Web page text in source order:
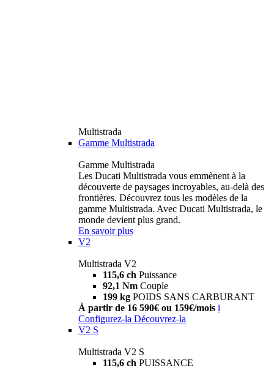
Multistrada
Gamme Multistrada
Gamme Multistrada
Les Ducati Multistrada vous emmènent à la
découverte de paysages incroyables, au-delà des
frontières. Découvrez tous les modèles de la
gamme Multistrada. Avec Ducati Multistrada, le
monde devient plus grand.
En savoir plus
V2
Multistrada V2
115,6 ch Puissance
92,1 Nm Couple
199 kg POIDS SANS CARBURANT
À partir de 16 590€ ou 159€/mois i
Configurez-la Découvrez-la
V2 S
Multistrada V2 S
115,6 ch PUISSANCE